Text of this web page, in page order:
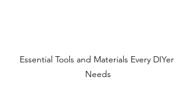
Essential Tools and Materials Every DIYer
Needs